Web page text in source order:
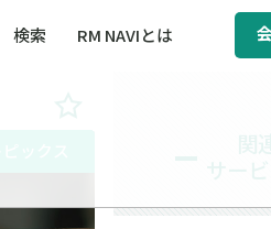
検索 RM NAVIとは
（事業継続マネジメント）
成／労働安全衛生